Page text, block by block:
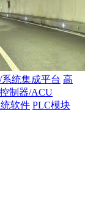
统集成平台 高
制器/ACU
软件 PLC模块